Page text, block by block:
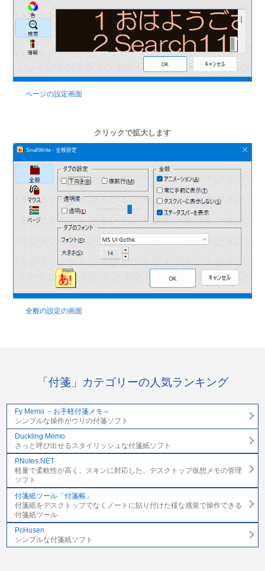
ページの設定画面
クリックで拡大します
全般の設定の画面
「付箋」カテゴリーの人気ランキング
Fy Memo ～お手軽付箋メモ～
シンプルな操作がウリの付箋ソフト
Duckling Memo
さっと呼び出せるスタイリッシュな付箋紙ソフト
PNotes.NET
軽量で柔軟性が高く、スキンに対応した、デスクトップ仮想メモの管理
ソフト
付箋紙ツール「付箋帳」
付箋紙をデスクトップでなくノートに貼り付けた様な感覚で操作できる
付箋紙ツール
PcHusen
シンプルな付箋紙ソフト